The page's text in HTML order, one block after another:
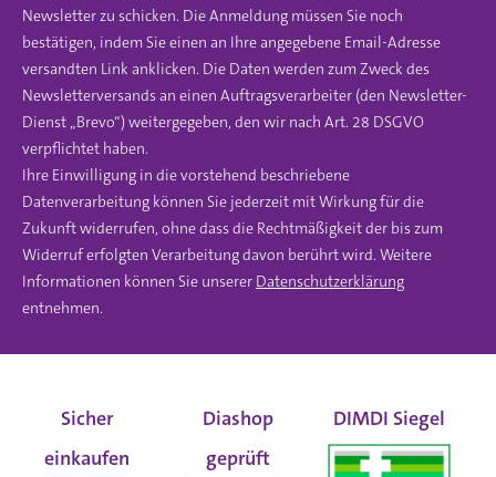
Newsletter zu schicken. Die Anmeldung müssen Sie noch
bestätigen, indem Sie einen an Ihre angegebene Email-Adresse
versandten Link anklicken. Die Daten werden zum Zweck des
Newsletterversands an einen Auftragsverarbeiter (den Newsletter-
Dienst „Brevo“) weitergegeben, den wir nach Art. 28 DSGVO
verpflichtet haben.
Ihre Einwilligung in die vorstehend beschriebene
Datenverarbeitung können Sie jederzeit mit Wirkung für die
Zukunft widerrufen, ohne dass die Rechtmäßigkeit der bis zum
Widerruf erfolgten Verarbeitung davon berührt wird. Weitere
Informationen können Sie unserer Datenschutzerklärung
entnehmen.
Sicher
einkaufen
Diashop
geprüft
DIMDI Siegel